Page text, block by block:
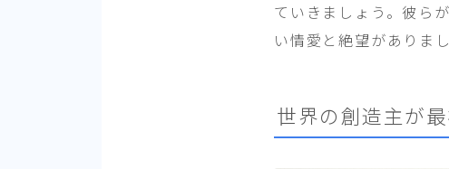
ていきましょう。彼ら
い情愛と絶望がありまし
世界の創造主が